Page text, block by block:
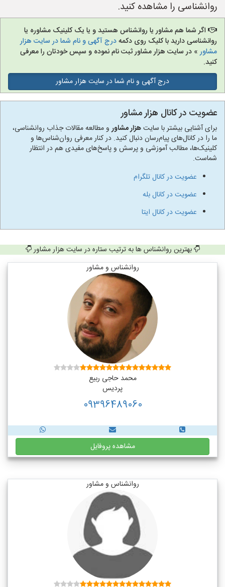
روانشناسی را مشاهده کنید.
اگر شما هم مشاور یا روانشناس هستید و یا یک کلینیک مشاوره یا
روانشناسی دارید با کلیک روی دکمهدرج آگهی و نام شما در سایت هزار
مشاور» در سایت هزار مشاور ثبت نام نموده و سپس خودتان را معرفی
کنید.
درج آگهی و نام شما در سایت هزار مشاور
عضویت در کانال هزار مشاور
برای آشنایی بیشتر با سایتهزار مشاورو مطالعه مقالات جذاب روانشناسی،
ما را در کانال‌های پیام‌رسان دنبال کنید. در کنار معرفی روان‌شناس‌ها و
کلینیک‌ها، مطالب آموزشی و پرسش و پاسخ‌های مفیدی هم در انتظار
شماست.
عضویت در کانال تلگرام
عضویت در کانال بله
عضویت در کانال ایتا
بهترین روانشناس ها به ترتیب ستاره در سایت هزار مشاور
روانشناس و مشاور
محمد حاجی ربیع
پردیس
09396489060
مشاهده پروفایل
روانشناس و مشاور